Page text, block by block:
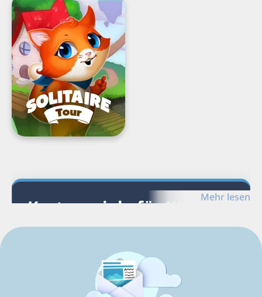
Tour™:
Tri-
peaks
Solitär
Kartenspiel
Page
Mehr lesen
Kartenspiele für Kindle
Fire entdecken
Entdecke G5-Kartenspiele für Kindle Fire sowie
verwandte Spiele und Plattformen.
Kartenspiele für Kindle Fire